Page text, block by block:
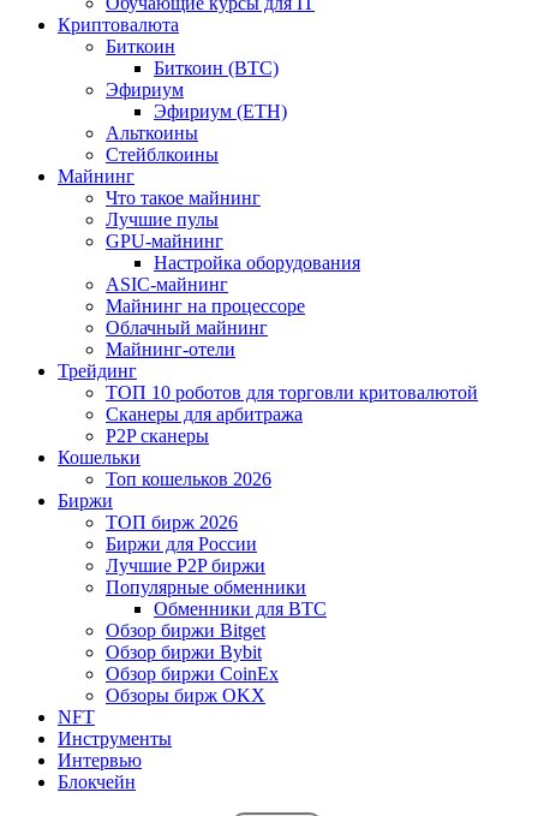
Криптовалюта
Биткоин
Биткоин (BTC)
Эфириум
Эфириум (ETH)
Альткоины
Стейблкоины
Майнинг
Что такое майнинг
Лучшие пулы
GPU-майнинг
Настройка оборудования
ASIC-майнинг
Майнинг на процессоре
Облачный майнинг
Майнинг-отели
Трейдинг
ТОП 10 роботов для торговли критовалютой
Сканеры для арбитража
P2P сканеры
Кошельки
Топ кошельков 2026
Биржи
ТОП бирж 2026
Биржи для России
Лучшие P2P биржи
Популярные обменники
Обменники для BTC
Обзор биржи Bitget
Обзор биржи Bybit
Обзор биржи CoinEx
Обзоры бирж OKX
NFT
Инструменты
Интервью
Блокчейн